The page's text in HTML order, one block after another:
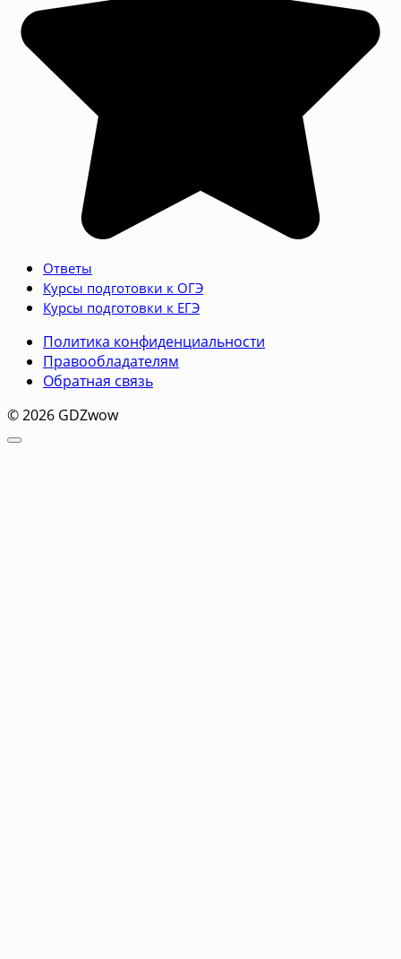
Ответы
Курсы подготовки к ОГЭ
Курсы подготовки к ЕГЭ
Политика конфиденциальности
Правообладателям
Обратная связь
© 2026 GDZwow